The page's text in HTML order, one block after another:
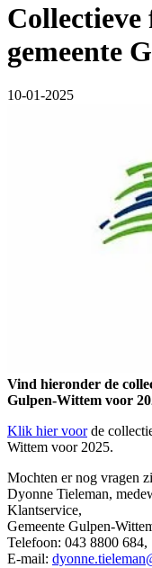
Collectieve
gemeente
10-01-2025
Vind hieronder de
Gulpen-Wittem voor
Klik hier voorde
Wittem voor 2025.
Mochten er nog vragen
Dyonne Tieleman,
Klantservice,
Gemeente Gulpen-
Telefoon: 043 8800 684,
E-mail: